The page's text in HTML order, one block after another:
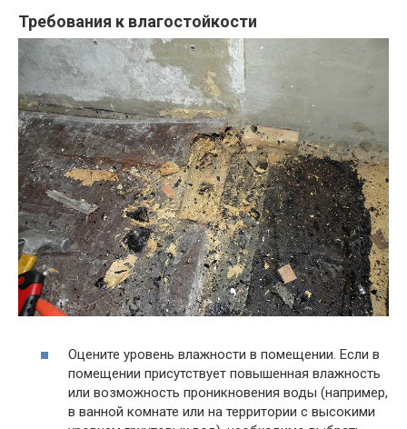
Требования к влагостойкости
Оцените уровень влажности в помещении. Если в
помещении присутствует повышенная влажность
или возможность проникновения воды (например,
в ванной комнате или на территории с высокими